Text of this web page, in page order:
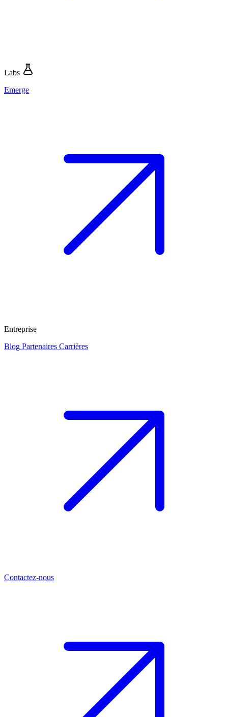
Labs
Emerge
Entreprise
Blog Partenaires Carrières
Contactez-nous